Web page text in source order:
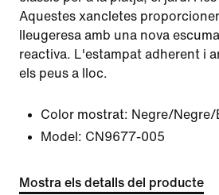
Aquestes xancletes
lleugeresa amb una nova
reactiva. L'estampat adherent i
els peus a lloc.
Color mostrat: Negre/Negre/
Model: CN9677-005
Mostra els detalls del producte